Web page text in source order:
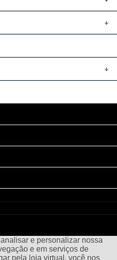
e personalizar nossa
e em serviços de
pela loja virtual, você nos